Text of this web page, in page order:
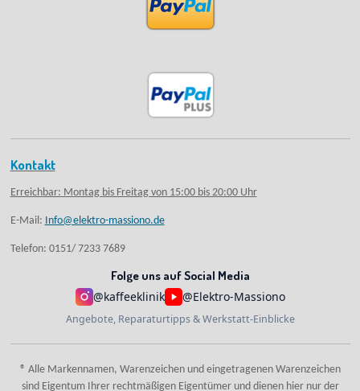
Kontakt
Erreichbar: Montag bis Freitag von 15:00 bis 20:00 Uhr
E-Mail: Info@elektro-massiono.de
Telefon: 0151/ 7233 7689
Folge uns auf Social Media
@kaffeeklinik
@Elektro-Massiono
Angebote, Reparaturtipps & Werkstatt-Einblicke
® Alle Markennamen, Warenzeichen und eingetragenen Warenzeichen
sind Eigentum Ihrer rechtmäßigen Eigentümer und dienen hier nur der